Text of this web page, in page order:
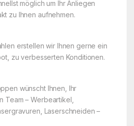
möglich um Ihr Anliegen
zu Ihnen aufnehmen.
erstellen wir Ihnen gerne ein
zu verbesserten Konditionen.
wünscht Ihnen, Ihr
Team – Werbeartikel,
Laserschneiden –